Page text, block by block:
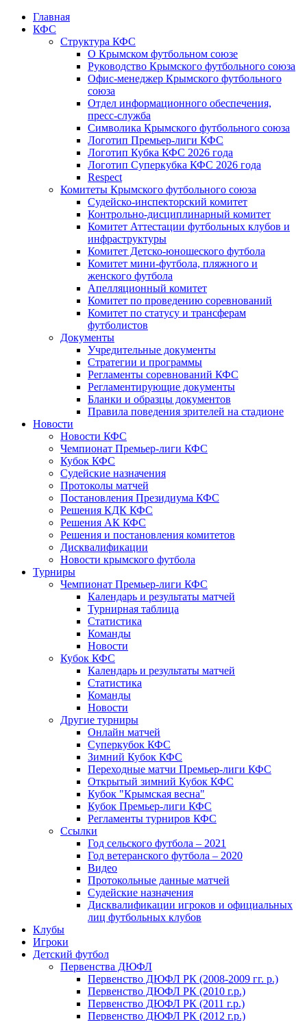
Главная
КФС
Структура КФС
О Крымском футбольном союзе
Руководство Крымского футбольного союза
Офис-менеджер Крымского футбольного
союза
Отдел информационного обеспечения,
пресс-служба
Символика Крымского футбольного союза
Логотип Премьер-лиги КФС
Логотип Кубка КФС 2026 года
Логотип Суперкубка КФС 2026 года
Respect
Комитеты Крымского футбольного союза
Судейско-инспекторский комитет
Контрольно-дисциплинарный комитет
Комитет Аттестации футбольных клубов и
инфраструктуры
Комитет Детско-юношеского футбола
Комитет мини-футбола, пляжного и
женского футбола
Апелляционный комитет
Комитет по проведению соревнований
Комитет по статусу и трансферам
футболистов
Документы
Учредительные документы
Стратегии и программы
Регламенты соревнований КФС
Регламентирующие документы
Бланки и образцы документов
Правила поведения зрителей на стадионе
Новости
Новости КФС
Чемпионат Премьер-лиги КФС
Кубок КФС
Судейские назначения
Протоколы матчей
Постановления Президиума КФС
Решения КДК КФС
Решения АК КФС
Решения и постановления комитетов
Дисквалификации
Новости крымского футбола
Турниры
Чемпионат Премьер-лиги КФС
Календарь и результаты матчей
Турнирная таблица
Статистика
Команды
Новости
Кубок КФС
Календарь и результаты матчей
Статистика
Команды
Новости
Другие турниры
Онлайн матчей
Суперкубок КФС
Зимний Кубок КФС
Переходные матчи Премьер-лиги КФС
Открытый зимний Кубок КФС
Кубок "Крымская весна"
Кубок Премьер-лиги КФС
Регламенты турниров КФС
Ссылки
Год сельского футбола – 2021
Год ветеранского футбола – 2020
Видео
Протокольные данные матчей
Судейские назначения
Дисквалификации игроков и официальных
лиц футбольных клубов
Клубы
Игроки
Детский футбол
Первенства ДЮФЛ
Первенство ДЮФЛ РК (2008-2009 гг. р.)
Первенство ДЮФЛ РК (2010 г.р.)
Первенство ДЮФЛ РК (2011 г.р.)
Первенство ДЮФЛ РК (2012 г.р.)